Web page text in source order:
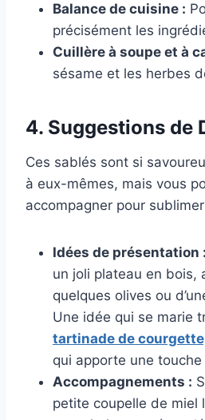
Balance de cuisine :
précisément les
Cuillère à soupe et à
sésame et les herbes
4. Suggestions de
Ces sablés sont si
à eux-mêmes, mais vous
accompagner pour sublimer
Idées de présentation :
un joli plateau en bois,
quelques olives ou
Une idée qui se marie
tartinade de
qui apporte une
Accompagnements :
petite coupelle de miel